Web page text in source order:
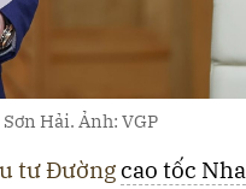
Hải. Ảnh: VGP
tư Đườngcao tốc Nha